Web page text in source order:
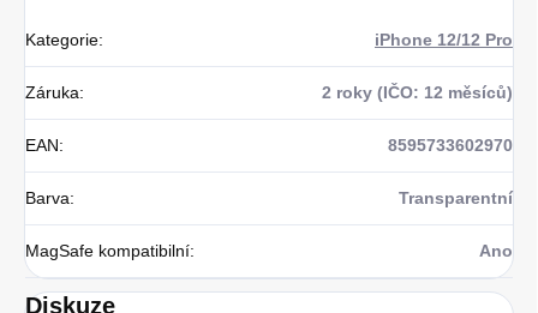
Kategorie: iPhone 12/12 Pro
Záruka: 2 roky (IČO: 12 měsíců)
EAN: 8595733602970
Barva: Transparentní
MagSafe kompatibilní: Ano
Diskuze